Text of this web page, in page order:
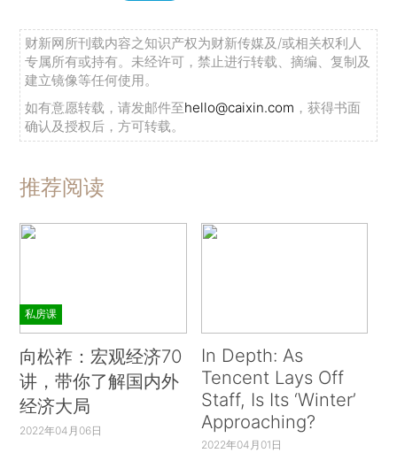
财新网所刊载内容之知识产权为财新传媒及/或相关权利人
专属所有或持有。未经许可，禁止进行转载、摘编、复制及
建立镜像等任何使用。
如有意愿转载，请发邮件至hello@caixin.com ，获得书面
确认及授权后，方可转载。
推荐阅读
私房课
向松祚：宏观经济70
讲，带你了解国内外
经济大局
2022年04月06日
In Depth: As
Tencent Lays Off
Staff, Is Its ‘Winter’
Approaching?
2022年04月01日